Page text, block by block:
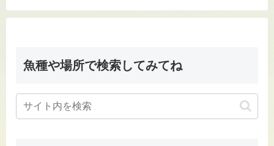
魚種や場所で検索してみてね